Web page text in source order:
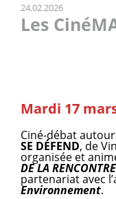
24.02.2026
Les
Mardi 17
Ciné-débat
SE DÉFEND, de
organisée et
DE LA RENCONTRE
partenariat avec
Environnement.